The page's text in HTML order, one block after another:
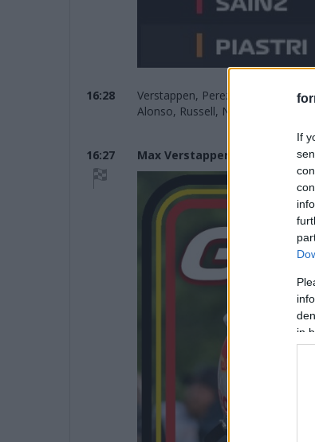
If
in
16:28
Verstappen, Perez és Leclerc a
Alonso, Russell, Norris, Ocon,
16:27 Max Verstappen győzött